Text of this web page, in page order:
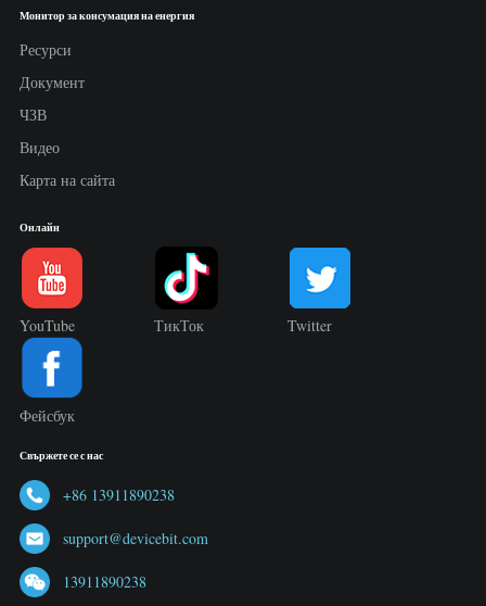
Монитор за консумация на енергия
Ресурси
Документ
ЧЗВ
Видео
Карта на сайта
Онлайн
YouTube ТикТок Twitter
Фейсбук
Свържете се с нас
+86 13911890238
support@devicebit.com
13911890238